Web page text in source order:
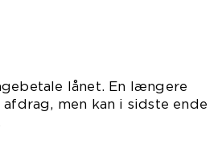
lånet. En længere
men kan i sidste ende